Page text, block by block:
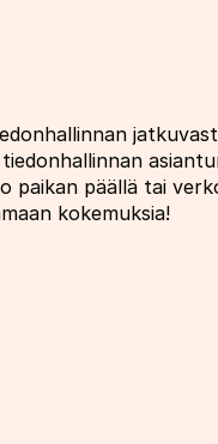
paikan päällä tai
kokemuksia!